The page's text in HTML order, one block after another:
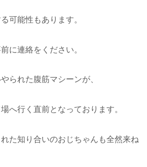
可能性もあります。
に連絡をください。
られた腹筋マシーンが、
へ行く直前となっております。
た知り合いのおじちゃんも全然来ね